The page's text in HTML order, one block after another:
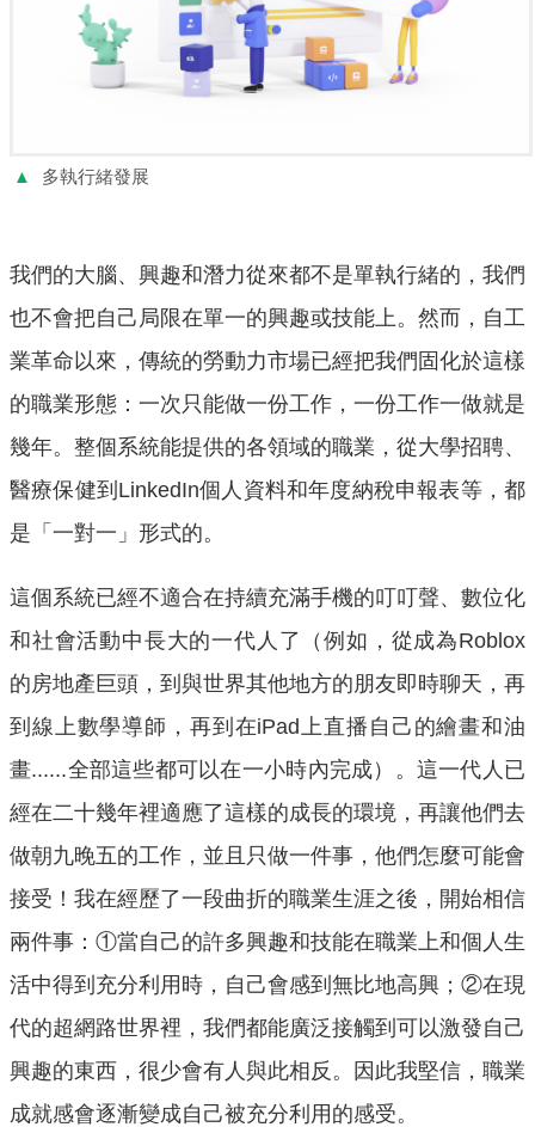
▲ 多執行緒發展
我們的大腦、興趣和潛力從來都不是單執行緒的，我們
也不會把自己局限在單一的興趣或技能上。然而，自工
業革命以來，傳統的勞動力市場已經把我們固化於這樣
的職業形態：一次只能做一份工作，一份工作一做就是
幾年。整個系統能提供的各領域的職業，從大學招聘、
醫療保健到LinkedIn個人資料和年度納稅申報表等，都
是「一對一」形式的。
這個系統已經不適合在持續充滿手機的叮叮聲、數位化
和社會活動中長大的一代人了（例如，從成為Roblox
的房地產巨頭，到與世界其他地方的朋友即時聊天，再
到線上數學導師，再到在iPad上直播自己的繪畫和油
畫......全部這些都可以在一小時內完成）。這一代人已
經在二十幾年裡適應了這樣的成長的環境，再讓他們去
做朝九晚五的工作，並且只做一件事，他們怎麼可能會
接受！我在經歷了一段曲折的職業生涯之後，開始相信
兩件事：①當自己的許多興趣和技能在職業上和個人生
活中得到充分利用時，自己會感到無比地高興；②在現
代的超網路世界裡，我們都能廣泛接觸到可以激發自己
興趣的東西，很少會有人與此相反。因此我堅信，職業
成就感會逐漸變成自己被充分利用的感受。